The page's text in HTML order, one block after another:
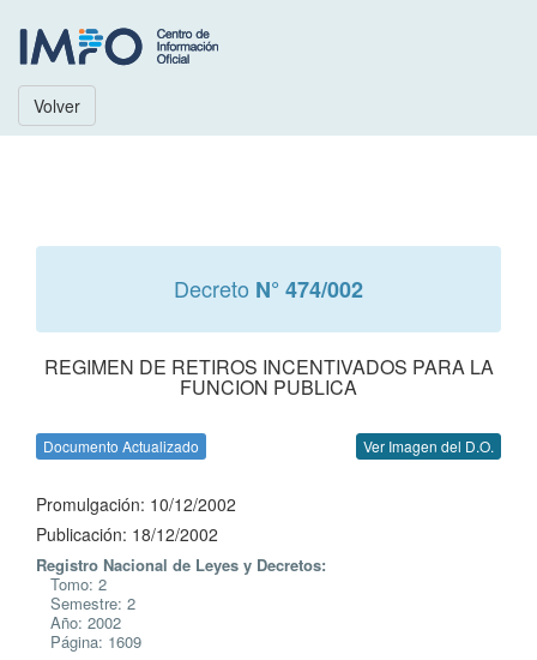
Volver
Decreto N° 474/002
REGIMEN DE RETIROS INCENTIVADOS PARA LA
FUNCION PUBLICA
Documento Actualizado Ver Imagen del D.O.
Promulgación: 10/12/2002
Publicación: 18/12/2002
Registro Nacional de Leyes y Decretos:
Tomo: 2
Semestre: 2
Año: 2002
Página: 1609